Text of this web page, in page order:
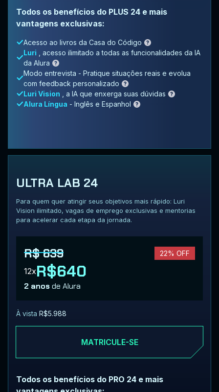
Todos os benefícios do PLUS 24 e mais
vantagens exclusivas:
Acesso ao livros da Casa do Código
Luri
, acesso ilimitado a todas as funcionalidades da IA
da Alura
Modo entrevista - Pratique situações reais e evolua
com feedback personalizado
Luri Vision
, a IA que enxerga suas dúvidas
Alura Língua - Inglês e Espanhol
ULTRA LAB 24
Para quem quer atingir seus objetivos mais rápido: Luri
Vision ilimitado, vagas de emprego exclusivas e mentorias
para acelerar cada etapa da jornada.
R$ 639 22% OFF
12xR$640
2 anosde Alura
À vista R$5.988
MATRICULE-SE
Todos os benefícios do PRO 24 e mais